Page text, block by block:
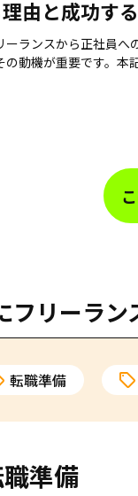
由と成功す
ーランスから正社員へ
の動機が重要です。本
フリーラ
転職準備
準備